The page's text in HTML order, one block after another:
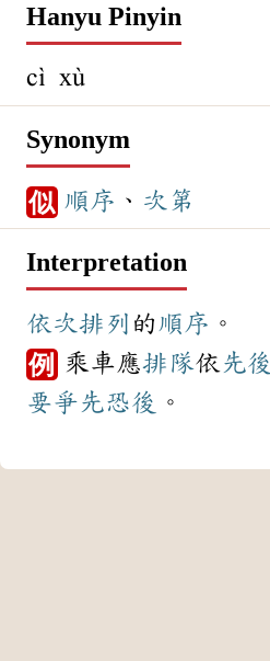
Hanyu Pinyin
cì xù
Synonym
似 順序 、 次第
Interpretation
依次排列 的 順序 。
例 乘車應排隊依 先後
要爭先恐後 。